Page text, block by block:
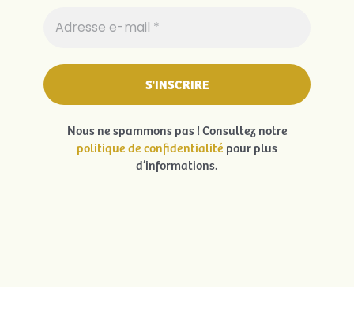
Nous ne spammons pas ! Consultez notre
politique de confidentialité pour plus
d’informations.